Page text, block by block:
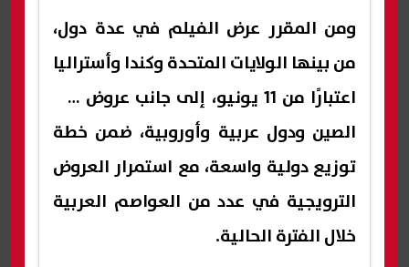
ومن المقرر عرض الفيلم في عدة دول،
من بينها الولايات المتحدة وكندا وأستراليا
اعتبارًا من 11 يونيو، إلى جانب عروض في
الصين ودول عربية وأوروبية، ضمن خطة
توزيع دولية واسعة، مع استمرار العروض
الترويجية في عدد من العواصم العربية
خلال الفترة الحالية.